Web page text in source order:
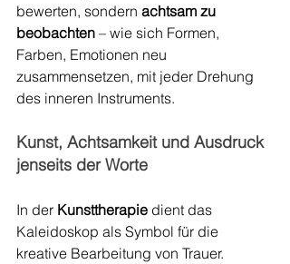
bewerten, sondern achtsam zu
beobachten – wie sich Formen,
Farben, Emotionen neu
zusammensetzen, mit jeder Drehung
des inneren Instruments.
Kunst, Achtsamkeit und Ausdruck
jenseits der Worte
In der Kunsttherapie dient das
Kaleidoskop als Symbol für die
kreative Bearbeitung von Trauer.